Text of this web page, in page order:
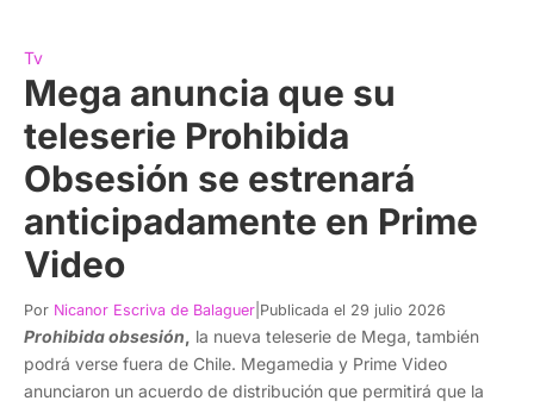
Tv
Mega anuncia que su
teleserie Prohibida
Obsesión se estrenará
anticipadamente en Prime
Video
Por Nicanor Escriva de Balaguer Publicada el 29 julio 2026
Prohibida obsesión, la nueva teleserie de Mega, también
podrá verse fuera de Chile. Megamedia y Prime Video
anunciaron un acuerdo de distribución que permitirá que la